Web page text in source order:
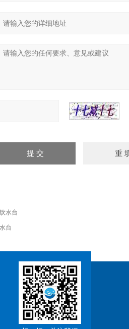
水台
台